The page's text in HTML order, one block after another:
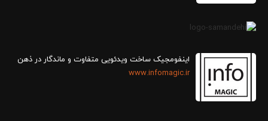
اینفومجیک ساخت ویدئویی متفاوت و ماندگار در ذهن
www.infomagic.ir